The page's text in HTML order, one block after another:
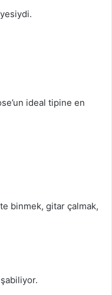
ideal tipine en
binmek, gitar çalmak,